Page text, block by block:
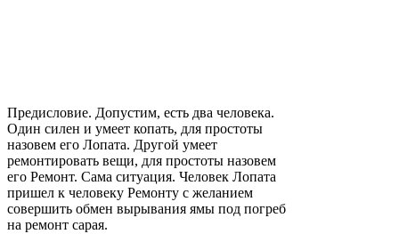
Предисловие. Допустим, есть два человека.
Один силен и умеет копать, для простоты
назовем его Лопата. Другой умеет
ремонтировать вещи, для простоты назовем
его Ремонт. Сама ситуация. Человек Лопата
пришел к человеку Ремонту с желанием
совершить обмен вырывания ямы под погреб
на ремонт сарая.